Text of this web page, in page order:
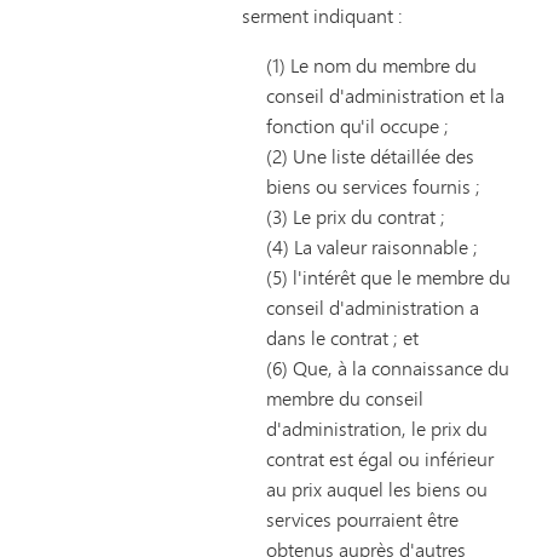
serment indiquant :
(1) Le nom du membre du
conseil d'administration et la
fonction qu'il occupe ;
(2) Une liste détaillée des
biens ou services fournis ;
(3) Le prix du contrat ;
(4) La valeur raisonnable ;
(5) l'intérêt que le membre du
conseil d'administration a
dans le contrat ; et
(6) Que, à la connaissance du
membre du conseil
d'administration, le prix du
contrat est égal ou inférieur
au prix auquel les biens ou
services pourraient être
obtenus auprès d'autres